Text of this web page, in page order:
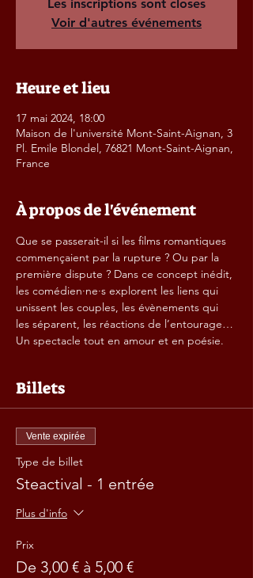
Les inscriptions sont closes
Voir d'autres événements
Heure et lieu
17 mai 2024, 18:00
Maison de l'université Mont-Saint-Aignan, 3
Pl. Emile Blondel, 76821 Mont-Saint-Aignan,
France
À propos de l'événement
Que se passerait-il si les films romantiques
commençaient par la rupture ? Ou par la
première dispute ? Dans ce concept inédit,
les comédien·ne·s explorent les liens qui
unissent les couples, les évènements qui
les séparent, les réactions de l’entourage…
Un spectacle tout en amour et en poésie.
Billets
Vente expirée
Type de billet
Steactival - 1 entrée
Plus d'info
Prix
De 3,00 € à 5,00 €